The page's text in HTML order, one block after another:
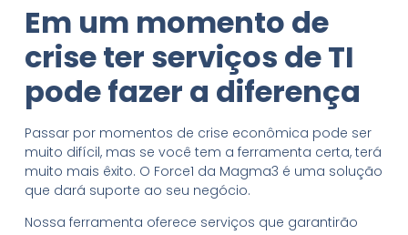
Em um momento de
crise ter serviços de TI
pode fazer a diferença
Passar por momentos de crise econômica pode ser
muito difícil, mas se você tem a ferramenta certa, terá
muito mais êxito. O Force1 da Magma3 é uma solução
que dará suporte ao seu negócio.
Nossa ferramenta oferece serviços que garantirão